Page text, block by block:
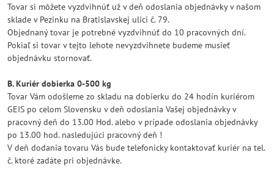
Tovar si môžete vyzdvihnúť už v deň odoslania objednávky v našom
sklade v Pezinku na Bratislavskej ulici č. 79.
Objednaný tovar je potrebné vyzdvihnúť do 10 pracovných dní.
Pokiaľ si tovar v tejto lehote nevyzdvihnete budeme musieť
objednávku stornovať.
B. Kuriér dobierka 0-500 kg
Tovar Vám odošleme zo skladu na dobierku do 24 hodín kuriérom
GEIS po celom Slovensku v deň odoslania Vašej objednávky v
pracovný deň do 13.00 Hod. alebo v prípade odoslania objednávky
po 13.00 hod. nasledujúci pracovný deň !
V deň dodania tovaru Vás bude telefonicky kontaktovať kuriér na tel.
č. ktoré zadáte pri objednávke.